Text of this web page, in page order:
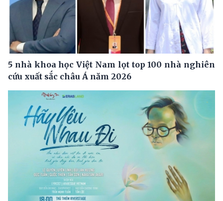
5 nhà khoa học Việt Nam lọt top 100 nhà nghiên
cứu xuất sắc châu Á năm 2026